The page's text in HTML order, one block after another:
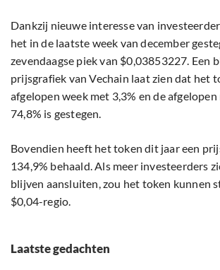
Dankzij nieuwe interesse van
het in de laatste week van december
zevendaagse piek van $0,03853227. Een
prijsgrafiek van Vechain laat zien dat het
afgelopen week met 3,3% en de
74,8% is gestegen.
Bovendien heeft het token dit jaar een
134,9% behaald. Als meer investeerders
blijven aansluiten, zou het token kunnen
$0,04-regio.
Laatste gedachten